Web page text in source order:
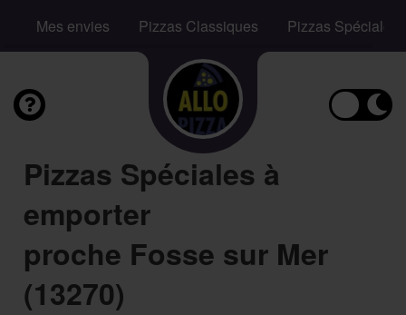
Mes envies Pizzas Classiques Pizzas Spéciales
Pizzas Spéciales à
emporter
proche Fosse sur Mer
(13270)